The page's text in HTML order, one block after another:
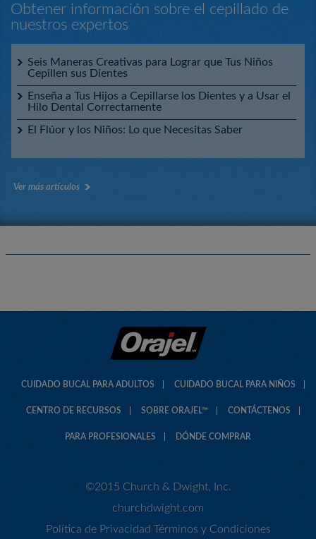
Obtener información sobre el cepillado de
nuestros expertos
Seis Maneras Creativas para Lograr que Tus Niños
Cepillen sus Dientes
Enseña a Tus Hijos a Cepillarse los Dientes y a Usar el
Hilo Dental Correctamente
El Flúor y los Niños: Lo que Necesitas Saber
Ver más artículos
CUIDADO BUCAL PARA ADULTOS CUIDADO BUCAL PARA NIÑOS
CENTRO DE RECURSOS SOBRE ORAJEL™ CONTÁCTENOS
PARA PROFESIONALES DÓNDE COMPRAR
©2015 Church & Dwight, Inc.
churchdwight.com
Política de Privacidad Términos y Condiciones